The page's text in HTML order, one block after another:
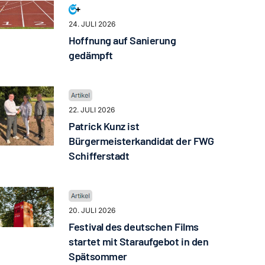
24. JULI 2026
Hoffnung auf Sanierung
gedämpft
22. JULI 2026
Patrick Kunz ist
Bürgermeisterkandidat der FWG
Schifferstadt
20. JULI 2026
Festival des deutschen Films
startet mit Staraufgebot in den
Spätsommer